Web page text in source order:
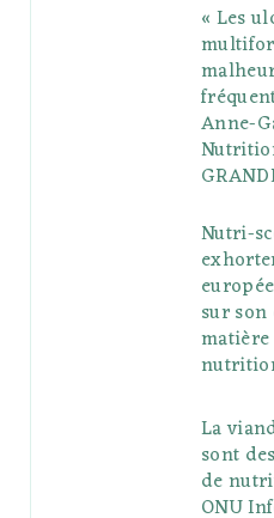
« Les
Anne-
Nutri-
sur son
matière
La
sont
de
ONU